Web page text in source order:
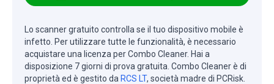
Lo scanner gratuito controlla se il tuo dispositivo mobile è
infetto. Per utilizzare tutte le funzionalità, è necessario
acquistare una licenza per Combo Cleaner. Hai a
disposizione 7 giorni di prova gratuita. Combo Cleaner è di
proprietà ed è gestito da RCS LT, società madre di PCRisk.